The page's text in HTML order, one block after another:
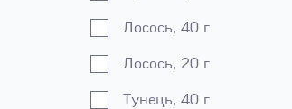
Лосось, 40 г
Лосось, 20 г
Тунець, 40 г